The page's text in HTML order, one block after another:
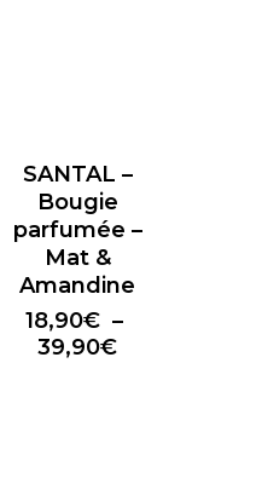
SANTAL –
Bougie
parfumée –
Mat &
Amandine
18,90€ –
39,90€Plage